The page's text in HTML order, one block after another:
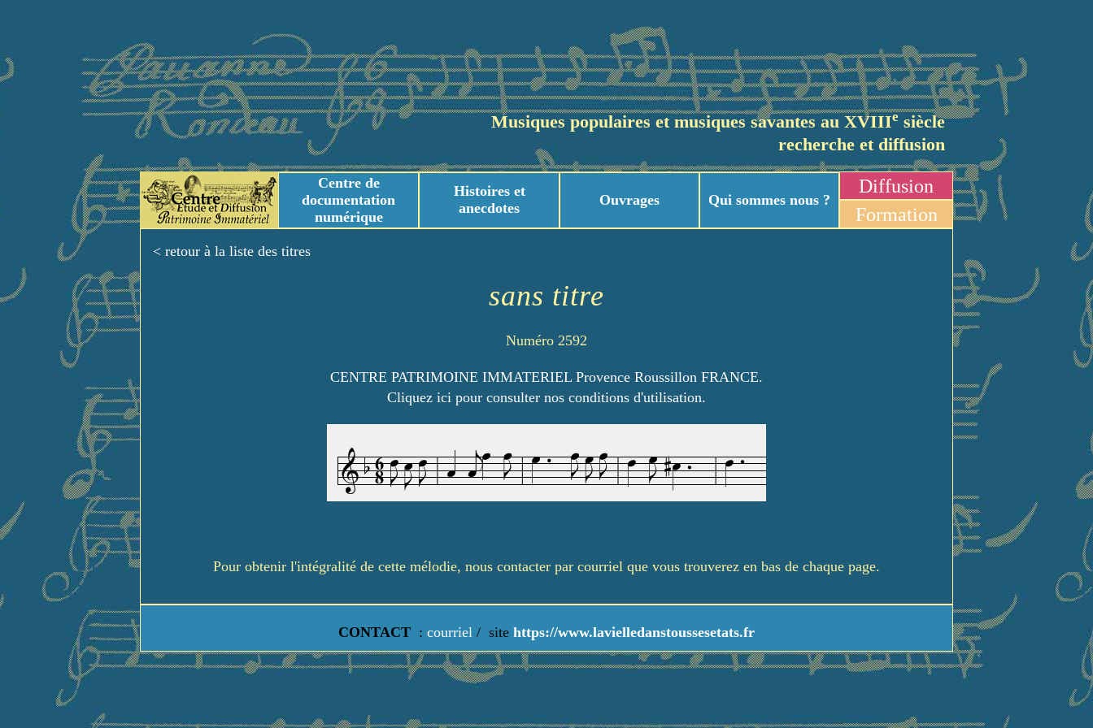
Musiques populaires et musiques savantes au XVIIIesiècle
recherche et diffusion
Centre de
documentation
numérique
Histoires et
anecdotes
Ouvrages Qui sommes nous ?
Diffusion
Formation
< retour à la liste des titres
sans titre
Numéro 2592
CENTRE PATRIMOINE IMMATERIEL Provence Roussillon FRANCE.
Cliquez ici pour consulter nos conditions d'utilisation.
Pour obtenir l'intégralité de cette mélodie, nous contacter par courriel que vous trouverez en bas de chaque page.
CONTACT : courriel / site https://www.lavielledanstoussesetats.fr